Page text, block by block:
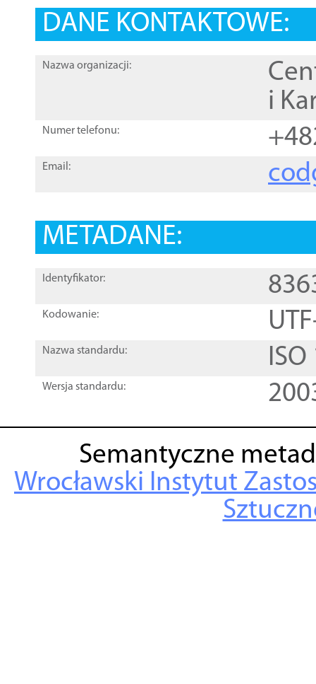
DANE KONTAKTOWE:
Nazwa organizacji:
i
Numer telefonu:
Email:
METADANE:
Identyfikator:
Kodowanie:
Nazwa standardu:
Wersja standardu:
Semantyczne
Wrocławski Instytut